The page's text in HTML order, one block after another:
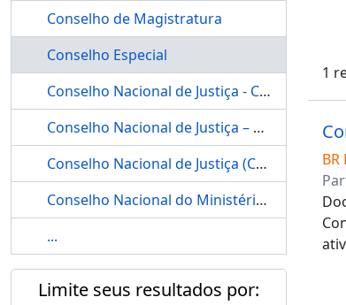
Conselho de Magistratura
Conselho Especial
Conselho Nacional de Justiça - CNJ
Conselho Nacional de Justiça – CNJ
Conselho Nacional de Justiça (CNJ)
Conselho Nacional do Ministério Público
...
Limite seus resultados por:
1
BR